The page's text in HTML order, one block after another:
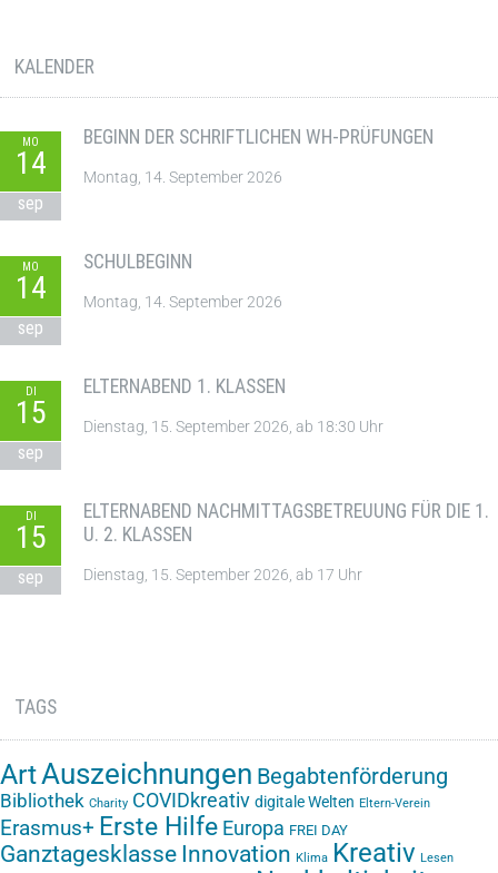
KALENDER
MO
14
sep
BEGINN DER SCHRIFTLICHEN WH-PRÜFUNGEN
Montag, 14. September 2026
MO
14
sep
SCHULBEGINN
Montag, 14. September 2026
DI
15
sep
ELTERNABEND 1. KLASSEN
Dienstag, 15. September 2026, ab 18:30 Uhr
DI
15
sep
ELTERNABEND NACHMITTAGSBETREUUNG FÜR DIE 1.
U. 2. KLASSEN
Dienstag, 15. September 2026, ab 17 Uhr
TAGS
ArtAuszeichnungen Begabtenförderung
Bibliothek Charity COVIDkreativ digitale Welten Eltern-Verein
Erasmus+ Erste Hilfe Europa FREI DAY
Ganztagesklasse Innovation Klima Kreativ Lesen